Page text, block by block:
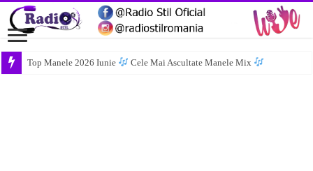
Top Manele 2026 Iunie Cele Mai Ascultate Manele Mix